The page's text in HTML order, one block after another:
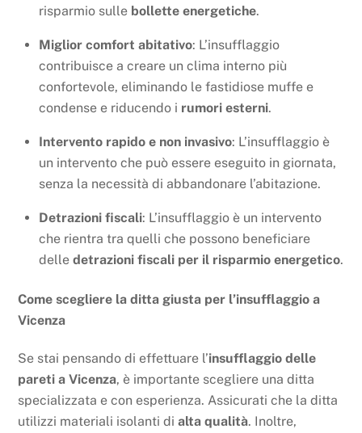
risparmio sulle bollette energetiche.
Miglior comfort abitativo: L’insufflaggio
contribuisce a creare un clima interno più
confortevole, eliminando le fastidiose muffe e
condense e riducendo i rumori esterni.
Intervento rapido e non invasivo: L’insufflaggio è
un intervento che può essere eseguito in giornata,
senza la necessità di abbandonare l’abitazione.
Detrazioni fiscali: L’insufflaggio è un intervento
che rientra tra quelli che possono beneficiare
delle detrazioni fiscali per il risparmio energetico.
Come scegliere la ditta giusta per l’insufflaggio a
Vicenza
Se stai pensando di effettuare l’insufflaggio delle
pareti a Vicenza, è importante scegliere una ditta
specializzata e con esperienza. Assicurati che la ditta
utilizzi materiali isolanti dialta qualità. Inoltre,